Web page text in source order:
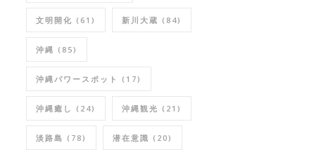
文明開化 (61) 新川大蔵 (84)
沖縄 (85)
沖縄パワースポット (17)
沖縄癒し (24) 沖縄観光 (21)
淡路島 (78) 潜在意識 (20)